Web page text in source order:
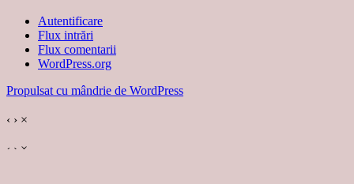
Autentificare
Flux intrări
Flux comentarii
WordPress.org
Propulsat cu mândrie de WordPress
‹ › ×
‹ › ×